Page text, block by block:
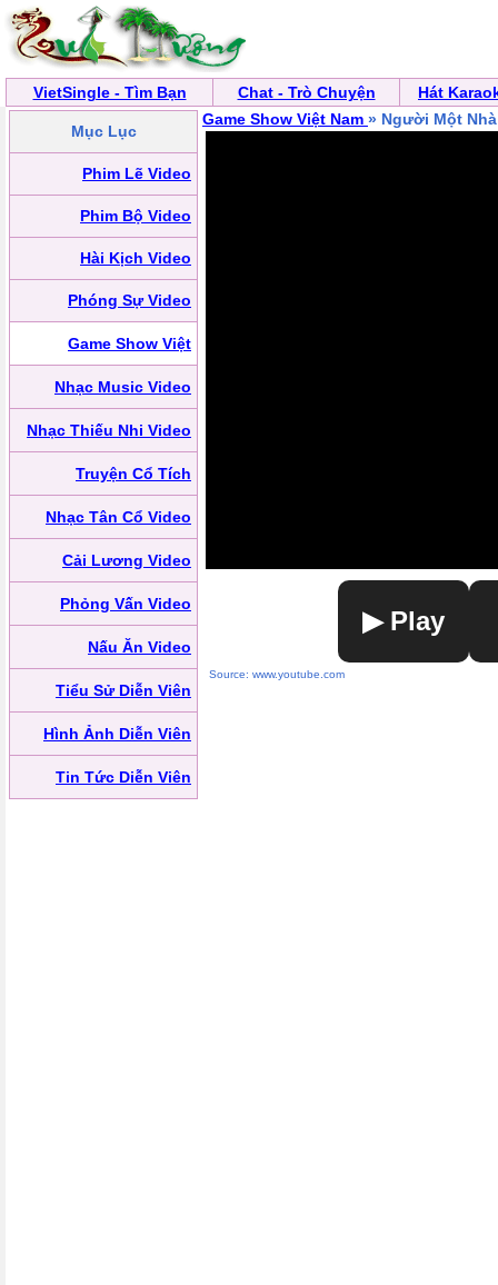
VietSingle - Tìm Bạn Chat - Trò Chuyện Hát
Mục Lục
Phim Lẽ Video
Phim Bộ Video
Hài Kịch Video
Phóng Sự Video
Game Show Việt
Nhạc Music Video
Nhạc Thiếu Nhi Video
Truyện Cổ Tích
Nhạc Tân Cổ Video
Cải Lương Video
Phỏng Vấn Video
Nấu Ăn Video
Tiểu Sử Diễn Viên
Hình Ảnh Diễn Viên
Tin Tức Diễn Viên
Game Show Việt Nam » Người Một
▶ Play
Source: www.youtube.com